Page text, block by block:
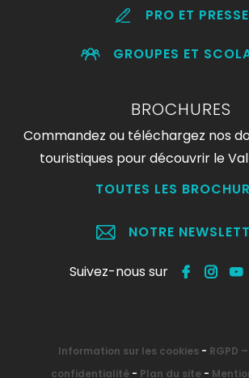
PRO ET PRESSE
GROUPES ET
BROCHURES
Commandez ou téléchargez nos
touristiques pour découvrir le
TOUTES LES
NOTRE
Suivez-nous sur
Information sur les cookies - RGPD
confidentialité- Plan du site-